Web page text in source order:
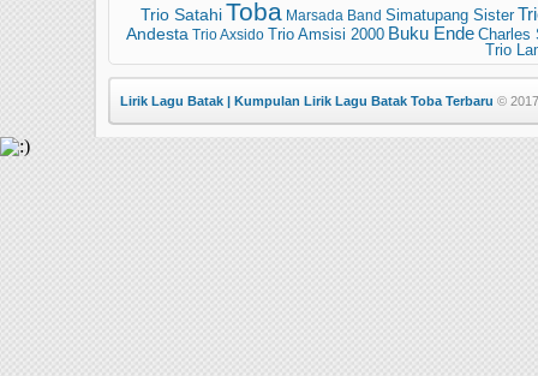
Trio Satahi Toba Marsada Band Simatupang Sister
Andesta Trio Axsido Trio Amsisi 2000 Buku Ende Charles
Trio
Lirik Lagu Batak | Kumpulan Lirik Lagu Batak Toba Terbaru ©